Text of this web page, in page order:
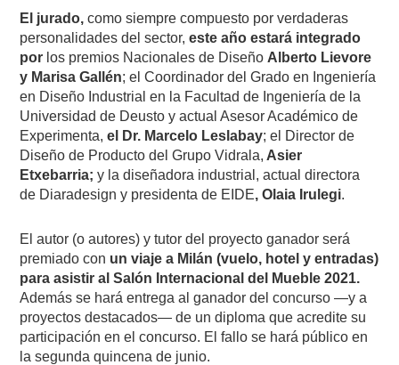
El jurado,como siempre compuesto por verdaderas
personalidades del sector,este año estará integrado
por los premios Nacionales de Diseño Alberto Lievore
y Marisa Gallén; el Coordinador del Grado en Ingeniería
en Diseño Industrial en la Facultad de Ingeniería de la
Universidad de Deusto y actual Asesor Académico de
Experimenta,el Dr. Marcelo Leslabay; el Director de
Diseño de Producto del Grupo Vidrala, Asier
Etxebarria;y la diseñadora industrial, actual directora
de Diaradesign y presidenta de EIDE, Olaia Irulegi.
El autor (o autores) y tutor del proyecto ganador será
premiado con un viaje a Milán (vuelo, hotel y entradas)
para asistir al Salón Internacional del Mueble 2021.
Además se hará entrega al ganador del concurso —y a
proyectos destacados— de un diploma que acredite su
participación en el concurso. El fallo se hará público en
la segunda quincena de junio.